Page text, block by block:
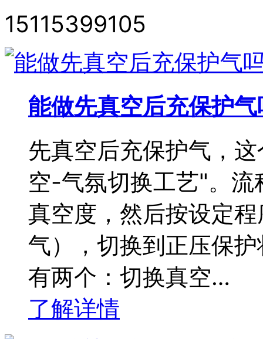
15115399105
能做先真空后充保护
先真空后充保护气，
空-气氛切换工艺"。
真空度，然后按设定
气），切换到正压保
有两个：切换真空…
了解详情